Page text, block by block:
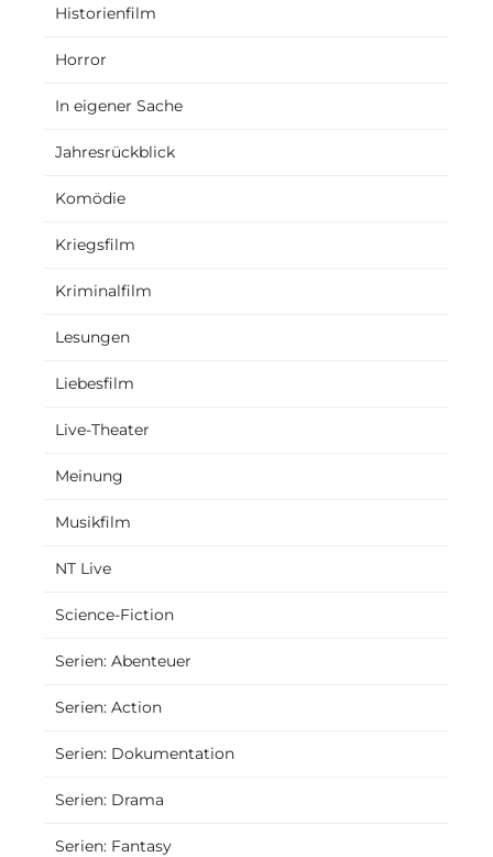
Historienfilm
Horror
In eigener Sache
Jahresrückblick
Komödie
Kriegsfilm
Kriminalfilm
Lesungen
Liebesfilm
Live-Theater
Meinung
Musikfilm
NT Live
Science-Fiction
Serien: Abenteuer
Serien: Action
Serien: Dokumentation
Serien: Drama
Serien: Fantasy